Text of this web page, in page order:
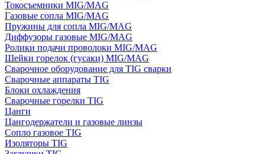
Токосъемники MIG/MAG
Газовые сопла MIG/MAG
Пружины для сопла MIG/MAG
Диффузоры газовые MIG/MAG
Ролики подачи проволоки MIG/MAG
Шейки горелок (гусаки) MIG/MAG
Сварочное оборудование для TIG сварки
Сварочные аппараты TIG
Блоки охлаждения
Сварочные горелки TIG
Цанги
Цангодержатели и газовые линзы
Сопло газовое TIG
Изоляторы TIG